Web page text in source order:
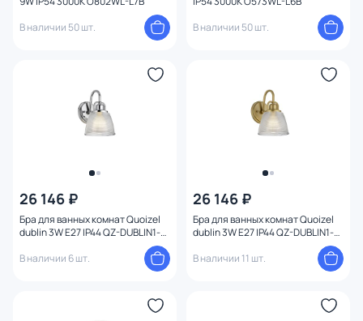
В наличии 50 шт.
В наличии 50 шт.
26 146 ₽
Бра для ванных комнат Quoizel
dublin 3W E27 IP44 QZ-DUBLIN1-
В наличии 6 шт.
26 146 ₽
Бра для ванных комнат Quoizel
dublin 3W E27 IP44 QZ-DUBLIN1-
В наличии 11 шт.